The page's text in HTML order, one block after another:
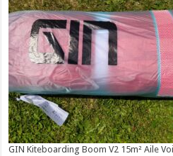
GIN Kiteboarding Boom V2 15m² Aile